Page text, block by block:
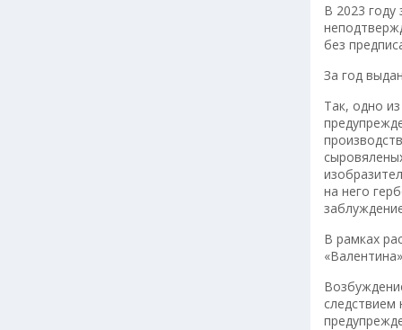
В 2023
без
За год
Так, одно
на него
В рамках